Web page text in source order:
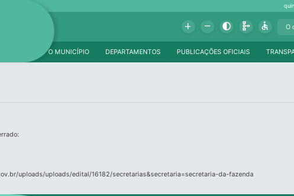
Add Remove Contrast Schema Accessible
PUBLICAÇÕES OFICIAIS
DEPARTAMENTOS
O MUNICÍPIO
uploads/uploads/edital/16182/secretarias&secretaria=secretaria-da-fazenda